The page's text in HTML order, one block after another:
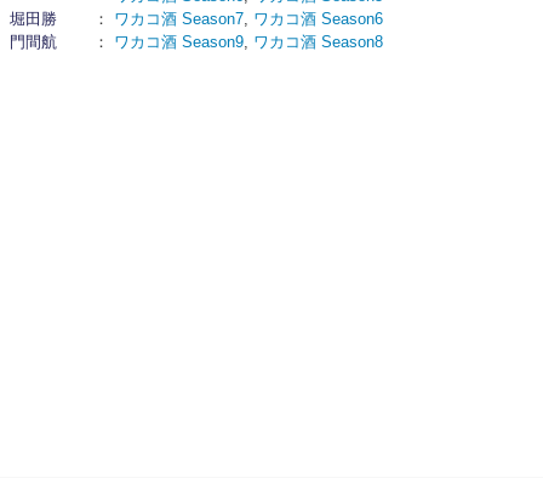
堀田勝
： ワカコ酒 Season7, ワカコ酒 Season6
門間航
： ワカコ酒 Season9, ワカコ酒 Season8